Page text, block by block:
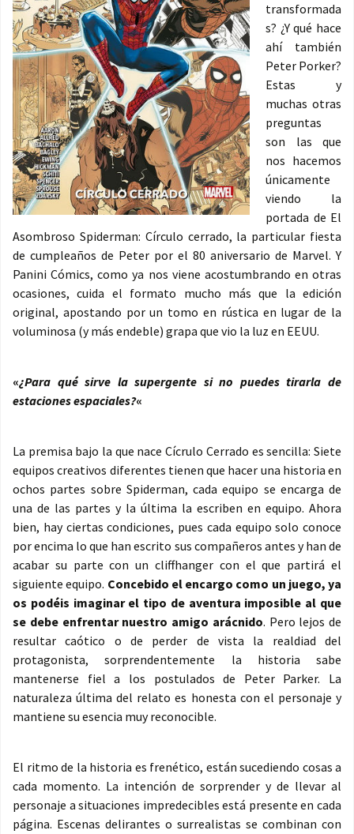
transformada
s? ¿Y qué hace
ahí también
Peter Porker?
Estas y
muchas otras
preguntas
son las que
nos hacemos
únicamente
viendo la
portada de El
Asombroso Spiderman: Círculo cerrado, la particular fiesta
de cumpleaños de Peter por el 80 aniversario de Marvel. Y
Panini Cómics, como ya nos viene acostumbrando en otras
ocasiones, cuida el formato mucho más que la edición
original, apostando por un tomo en rústica en lugar de la
voluminosa (y más endeble) grapa que vio la luz en EEUU.
«¿Para qué sirve la supergente si no puedes tirarla de
estaciones espaciales?«
La premisa bajo la que nace Cícrulo Cerrado es sencilla: Siete
equipos creativos diferentes tienen que hacer una historia en
ochos partes sobre Spiderman, cada equipo se encarga de
una de las partes y la última la escriben en equipo. Ahora
bien, hay ciertas condiciones, pues cada equipo solo conoce
por encima lo que han escrito sus compañeros antes y han de
acabar su parte con un cliffhanger con el que partirá el
siguiente equipo. Concebido el encargo como un juego, ya
os podéis imaginar el tipo de aventura imposible al que
se debe enfrentar nuestro amigo arácnido. Pero lejos de
resultar caótico o de perder de vista la realdiad del
protagonista, sorprendentemente la historia sabe
mantenerse fiel a los postulados de Peter Parker. La
naturaleza última del relato es honesta con el personaje y
mantiene su esencia muy reconocible.
El ritmo de la historia es frenético, están sucediendo cosas a
cada momento. La intención de sorprender y de llevar al
personaje a situaciones impredecibles está presente en cada
página. Escenas delirantes o surrealistas se combinan con